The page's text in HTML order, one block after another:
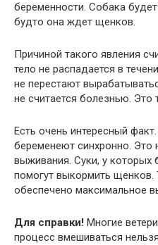
беременности. Собака
будто она ждет щенков.
Причиной такого явления
тело не распадается в
не перестают
не считается болезнью. Это
Есть очень интересный
беременеют синхронно. Это
выживания. Суки, у которых
помогут выкормить
обеспечено максимальное
Для справки! Многие
процесс вмешиваться